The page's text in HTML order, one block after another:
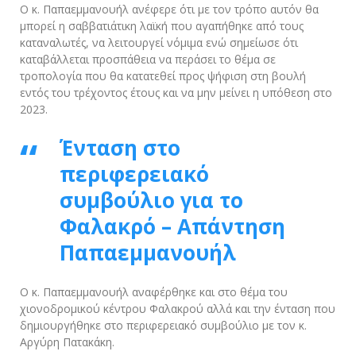
Ο κ. Παπαεμμανουήλ ανέφερε ότι με τον τρόπο αυτόν θα
μπορεί η σαββατιάτικη λαϊκή που αγαπήθηκε από τους
καταναλωτές, να λειτουργεί νόμιμα ενώ σημείωσε ότι
καταβάλλεται προσπάθεια να περάσει το θέμα σε
τροπολογία που θα κατατεθεί προς ψήφιση στη βουλή
εντός του τρέχοντος έτους και να μην μείνει η υπόθεση στο
2023.
Ένταση στο
περιφερειακό
συμβούλιο για το
Φαλακρό – Απάντηση
Παπαεμμανουήλ
Ο κ. Παπαεμμανουήλ αναφέρθηκε και στο θέμα του
χιονοδρομικού κέντρου Φαλακρού αλλά και την ένταση που
δημιουργήθηκε στο περιφερειακό συμβούλιο με τον κ.
Αργύρη Πατακάκη.